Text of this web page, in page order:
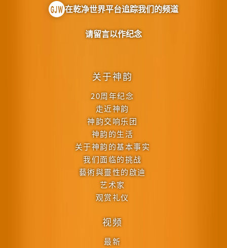
关于神韵
20周年纪念
走近神韵
神韵交响乐团
神韵的生活
关于神韵的基本事实
我们面临的挑战
藝術與靈性的啟迪
艺术家
观赏礼仪
视频
最新
在乾净世界平台追踪我们的频道
请留言以作纪念